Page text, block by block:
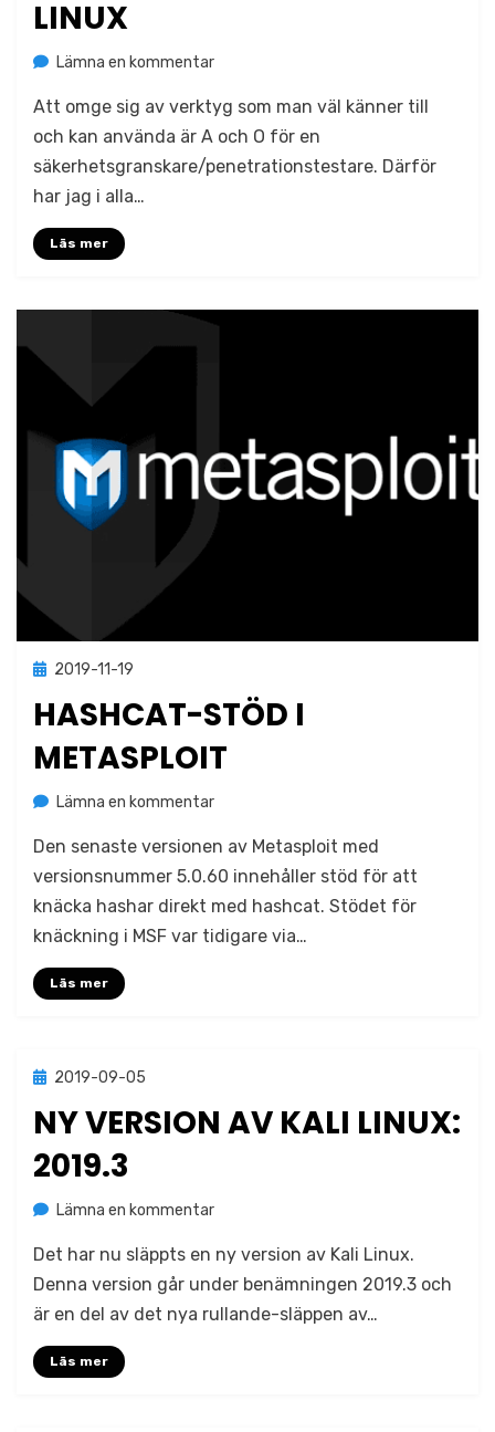
LINUX
avJonas Lejon
Lämna en kommentarpå
bygger
jag
en
Att omge sig av verktyg som man väl känner till
och kan använda är A och O för en
säkerhetsgranskare/penetrationstestare. Därför
har jag i alla…
Läs mer
Publicerad
2019-11-19
HASHCAT-STÖD I
METASPLOIT
avJonas Lejon
Lämna en kommentarpå
stöd
i
Metasploit
Den senaste versionen av Metasploit med
versionsnummer 5.0.60 innehåller stöd för att
knäcka hashar direkt med hashcat. Stödet för
knäckning i MSF var tidigare via…
Läs mer
Publicerad
2019-09-05
NY VERSION AV KALI LINUX:
2019.3
avJonas Lejon
Lämna en kommentarpå
version
av
Kali
Det har nu släppts en ny version av Kali Linux.
Denna version går under benämningen 2019.3 och
är en del av det nya rullande-släppen av…
Läs mer